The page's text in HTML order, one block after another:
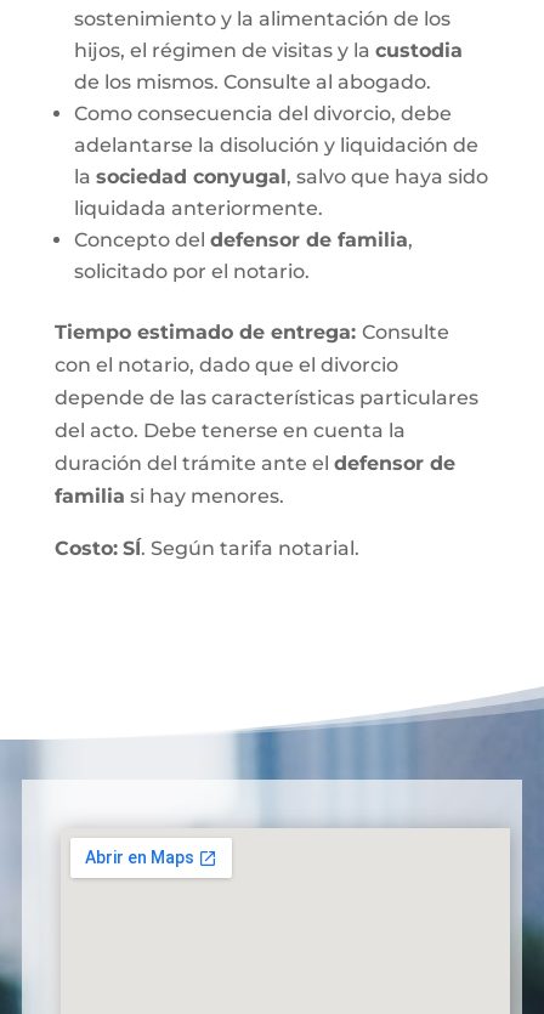
sostenimiento y la alimentación de los
hijos, el régimen de visitas y la custodia
de los mismos. Consulte al abogado.
Como consecuencia del divorcio, debe
adelantarse la disolución y liquidación de
la sociedad conyugal, salvo que haya sido
liquidada anteriormente.
Concepto del defensor de familia,
solicitado por el notario.
Tiempo estimado de entrega: Consulte
con el notario, dado que el divorcio
depende de las características particulares
del acto. Debe tenerse en cuenta la
duración del trámite ante el defensor de
familia si hay menores.
Costo: SÍ. Según tarifa notarial.